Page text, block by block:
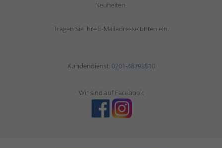
Neuheiten.
Tragen Sie Ihre E-Mailadresse unten ein.
Kundendienst: 0201-48793510
Wir sind auf Facebook